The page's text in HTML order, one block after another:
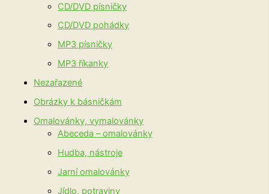
CD/DVD písničky
CD/DVD pohádky
MP3 písničky
MP3 říkanky
Nezařazené
Obrázky k básničkám
Omalovánky, vymalovánky
Abeceda – omalovánky
Hudba, nástroje
Jarní omalovánky
Jídlo, potraviny